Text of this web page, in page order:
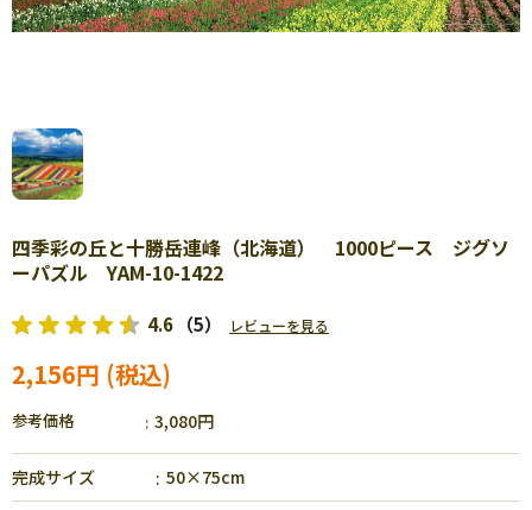
四季彩の丘と十勝岳連峰（北海道） 1000ピース ジグソ
ーパズル YAM-10-1422
4.6 （5） レビューを見る
2,156円
参考価格 3,080円
完成サイズ 50×75cm